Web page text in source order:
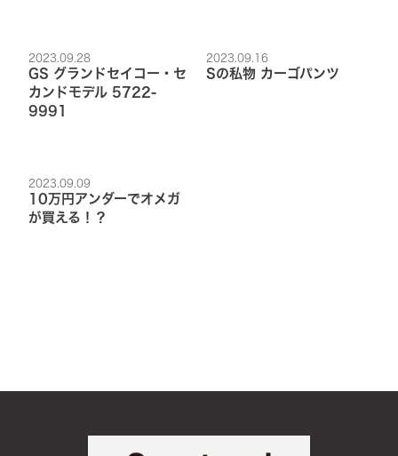
2023.09.28
GS グランドセイコー・セ
カンドモデル 5722-
9991
2023.09.16
Sの私物 カーゴパンツ
2023.09.09
10万円アンダーでオメガ
が買える！？